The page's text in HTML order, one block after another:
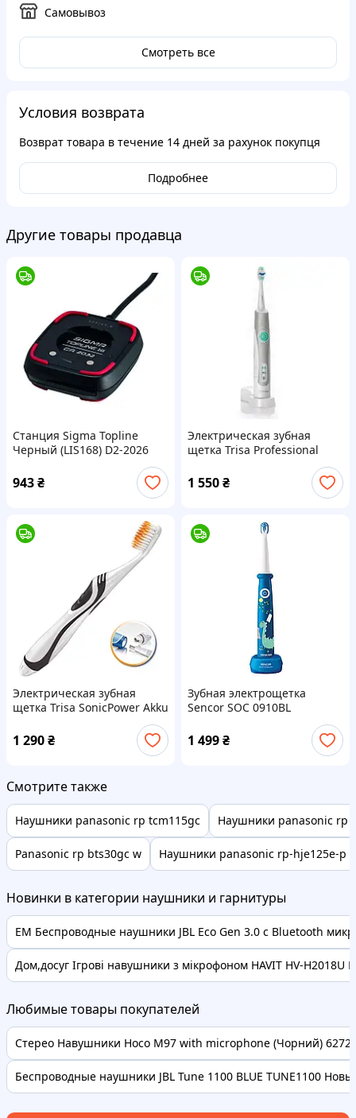
Самовывоз
Смотреть все
Условия возврата
Возврат товара в течение 14 дней за рахунок покупця
Подробнее
Другие товары продавца
Станция Sigma Topline
Черный (LIS168) D2-2026
943₴
Электрическая зубная
щетка Trisa Professional
Sonic (4664.7010) D1-2026
1 550₴
Электрическая зубная
щетка Trisa SonicPower Akku
2026
1 290₴
Зубная электрощетка
Sencor SOC 0910BL
1 499₴
Смотрите также
Наушники panasonic rp tcm115gc Наушники panasonic rp
Panasonic rp bts30gc w Наушники panasonic rp-hje125e-p
Новинки в категории наушники и гарнитуры
EM Беспроводные наушники JBL Eco Gen 3.0 с Bluetooth
Дом,досуг Ігрові навушники з мікрофоном HAVIT HV-H2018U
Любимые товары покупателей
Стерео Навушники Hoco M97 with microphone (Чорний)
Беспроводные наушники JBL Tune 1100 BLUE TUNE1100